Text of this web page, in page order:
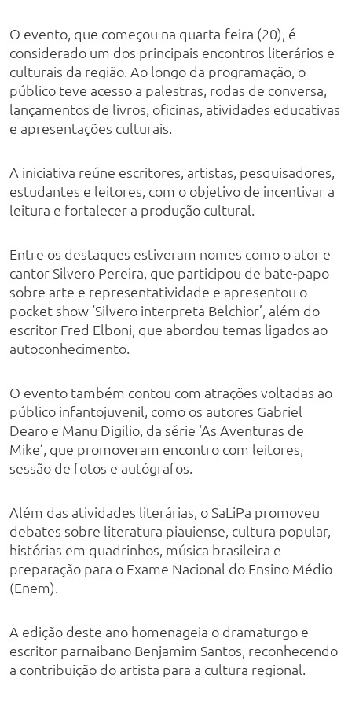
O evento, que começou na quarta-feira (20), é
considerado um dos principais encontros literários e
culturais da região. Ao longo da programação, o
público teve acesso a palestras, rodas de conversa,
lançamentos de livros, oficinas, atividades educativas
e apresentações culturais.
A iniciativa reúne escritores, artistas, pesquisadores,
estudantes e leitores, com o objetivo de incentivar a
leitura e fortalecer a produção cultural.
Entre os destaques estiveram nomes como o ator e
cantor Silvero Pereira, que participou de bate-papo
sobre arte e representatividade e apresentou o
pocket-show ‘Silvero interpreta Belchior’, além do
escritor Fred Elboni, que abordou temas ligados ao
autoconhecimento.
O evento também contou com atrações voltadas ao
público infantojuvenil, como os autores Gabriel
Dearo e Manu Digilio, da série ‘As Aventuras de
Mike’, que promoveram encontro com leitores,
sessão de fotos e autógrafos.
Além das atividades literárias, o SaLiPa promoveu
debates sobre literatura piauiense, cultura popular,
histórias em quadrinhos, música brasileira e
preparação para o Exame Nacional do Ensino Médio
(Enem).
A edição deste ano homenageia o dramaturgo e
escritor parnaibano Benjamim Santos, reconhecendo
a contribuição do artista para a cultura regional.